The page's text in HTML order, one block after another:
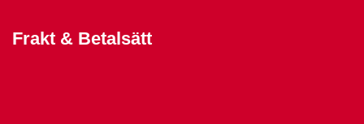
Frakt & Betalsätt